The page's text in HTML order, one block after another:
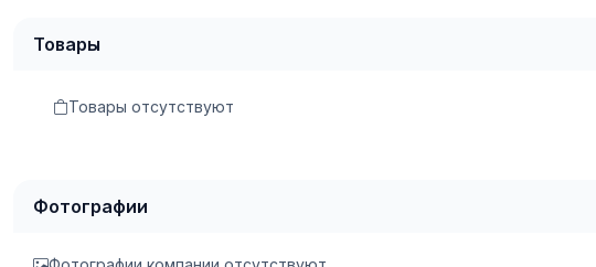
Товары
Товары отсутствуют
Фотографии